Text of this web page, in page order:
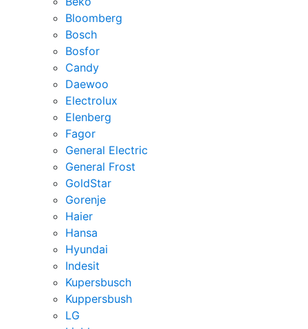
Bloomberg
Bosch
Bosfor
Candy
Daewoo
Electrolux
Elenberg
Fagor
General Electric
General Frost
GoldStar
Gorenje
Haier
Hansa
Hyundai
Indesit
Kupersbusch
Kuppersbush
LG